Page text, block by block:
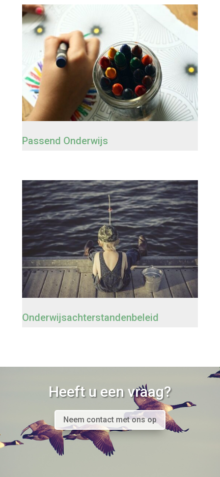
Passend Onderwijs
Onderwijsachterstandenbeleid
Heeft u een vraag?
Neem contact met ons op